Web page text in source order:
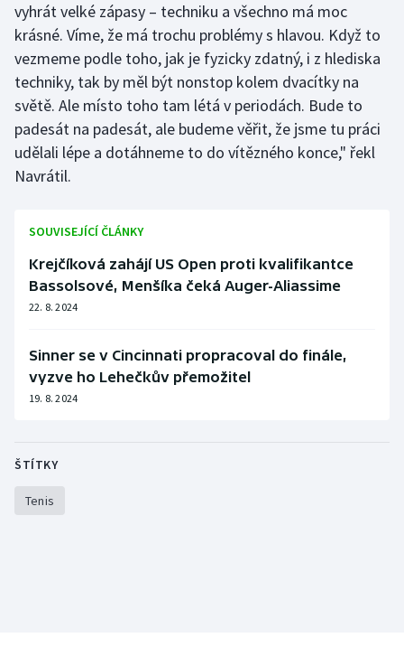
vyhrát velké zápasy – techniku a všechno má moc
krásné. Víme, že má trochu problémy s hlavou. Když to
vezmeme podle toho, jak je fyzicky zdatný, i z hlediska
techniky, tak by měl být nonstop kolem dvacítky na
světě. Ale místo toho tam létá v periodách. Bude to
padesát na padesát, ale budeme věřit, že jsme tu práci
udělali lépe a dotáhneme to do vítězného konce," řekl
Navrátil.
SOUVISEJÍCÍ ČLÁNKY
Krejčíková zahájí US Open proti kvalifikantce
Bassolsové, Menšíka čeká Auger-Aliassime
22. 8. 2024
Sinner se v Cincinnati propracoval do finále,
vyzve ho Lehečkův přemožitel
19. 8. 2024
ŠTÍTKY
Tenis